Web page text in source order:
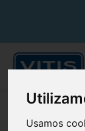
Usamos